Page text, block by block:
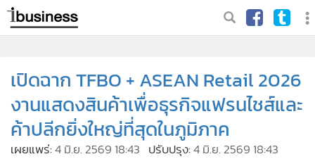
เปิดฉาก TFBO + ASEAN Retail 2026
งานแสดงสินค้าเพื่อธุรกิจแฟรนไชส์และ
ค้าปลีกยิ่งใหญ่ที่สุดในภูมิภาค
เผยแพร่:4 มิ.ย. 2569 18:43 ปรับปรุง:4 มิ.ย. 2569 18:43